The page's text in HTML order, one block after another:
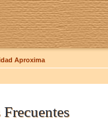
Aproxima